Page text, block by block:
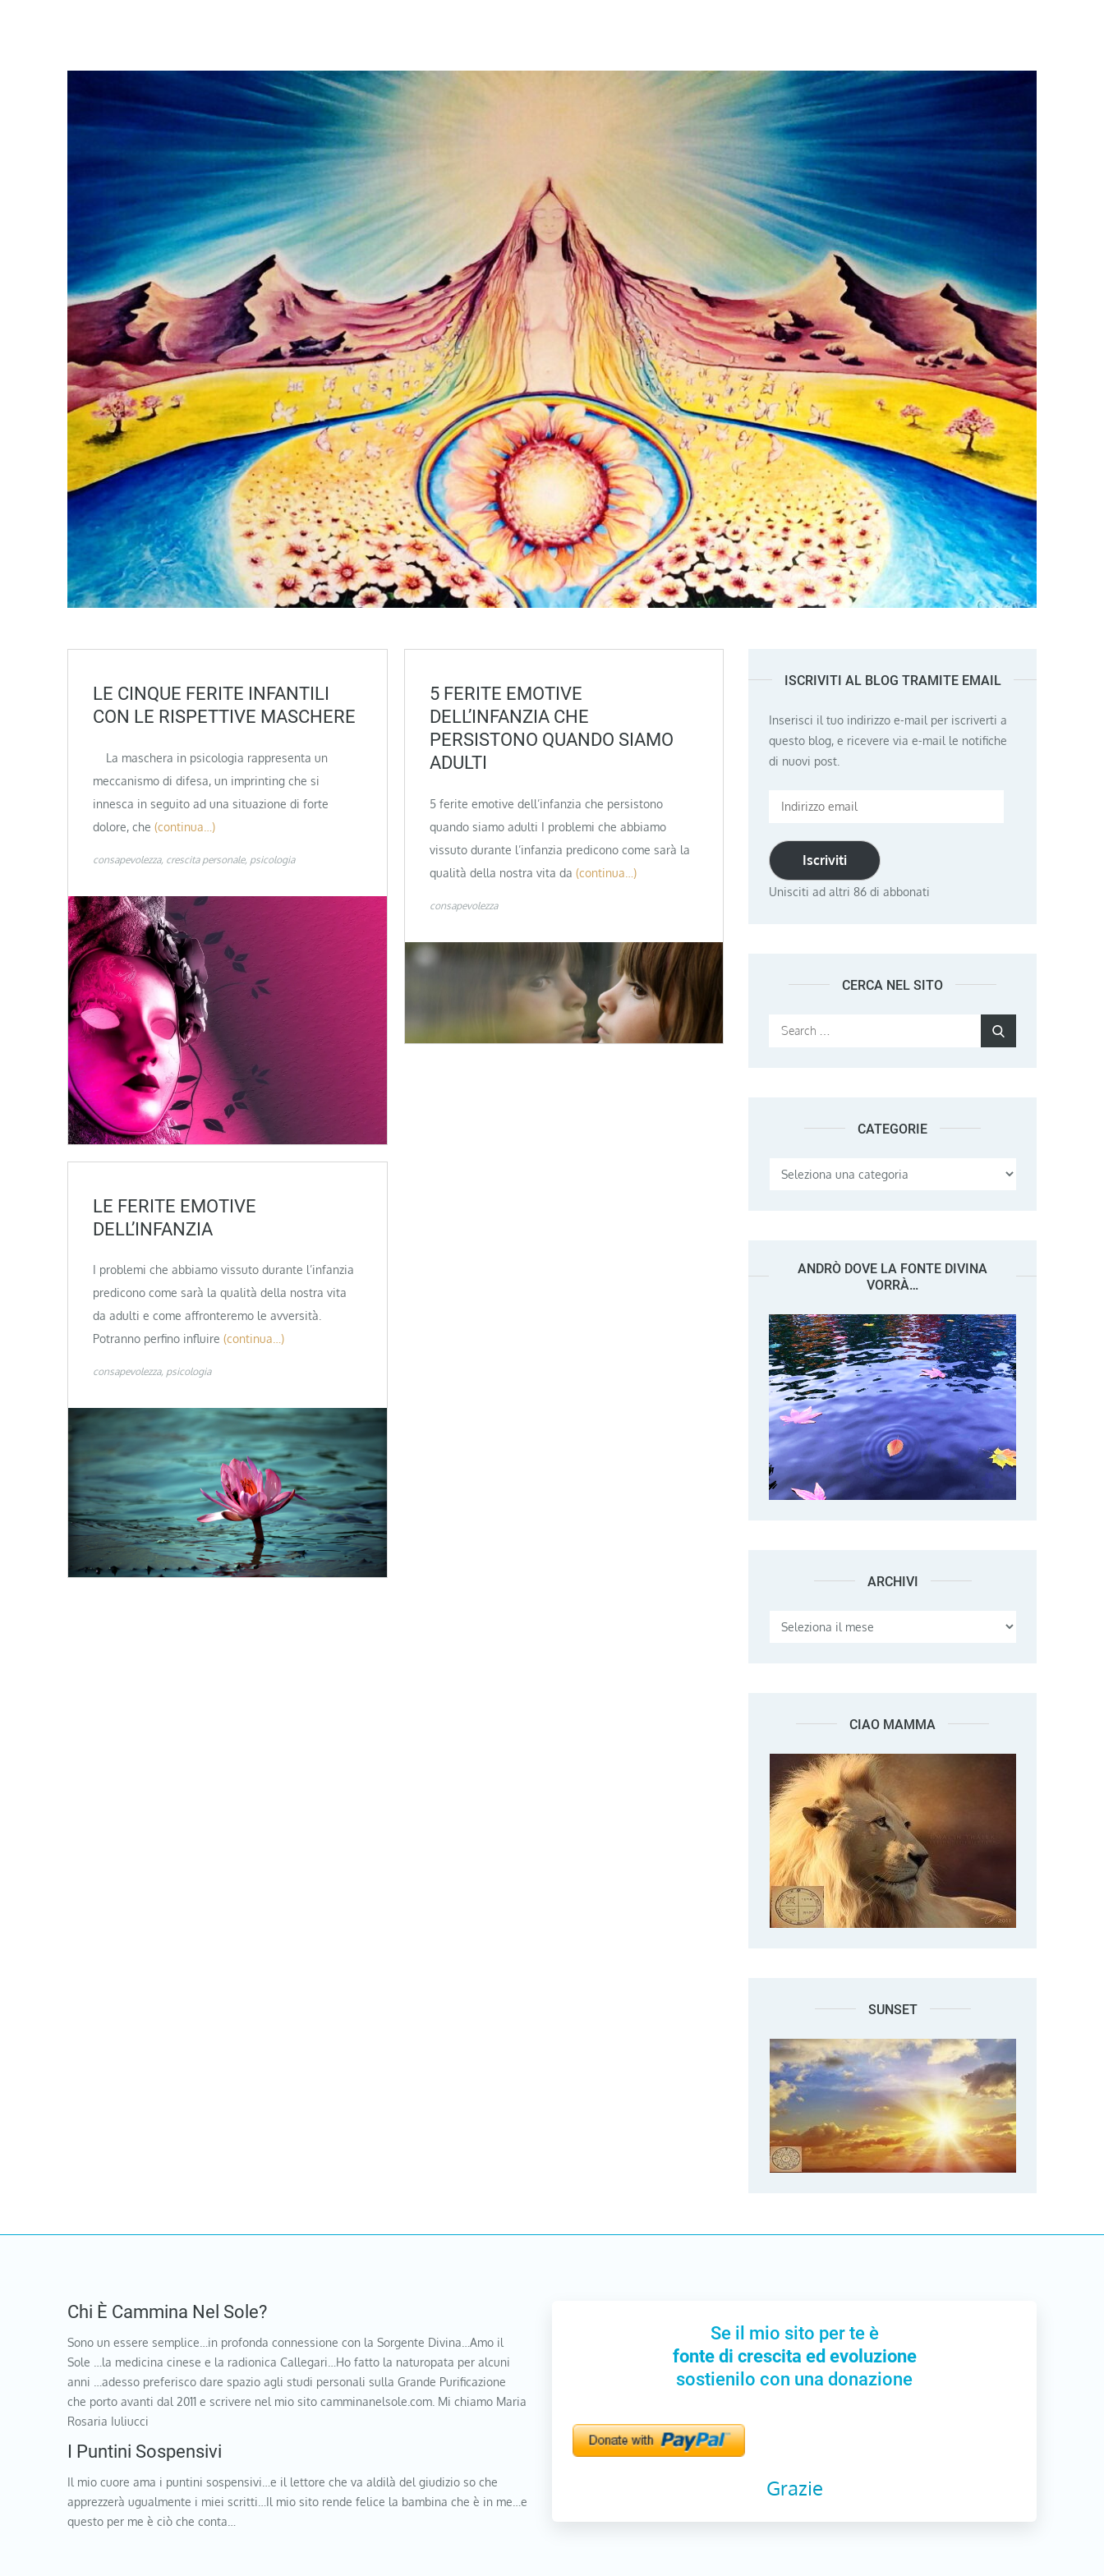
LE CINQUE FERITE INFANTILI
CON LE RISPETTIVE MASCHERE
La maschera in psicologia rappresenta un
meccanismo di difesa, un imprinting che si
innesca in seguito ad una situazione di forte
dolore, che (continua…)
consapevolezza crescita personale psicologia
5 FERITE EMOTIVE
DELL’INFANZIA CHE
PERSISTONO QUANDO SIAMO
ADULTI
5 ferite emotive dell’infanzia che persistono
quando siamo adulti I problemi che abbiamo
vissuto durante l’infanzia predicono come sarà la
qualità della nostra vita da (continua…)
consapevolezza
LE FERITE EMOTIVE
DELL’INFANZIA
I problemi che abbiamo vissuto durante l’infanzia
predicono come sarà la qualità della nostra vita
da adulti e come affronteremo le avversità.
Potranno perfino influire (continua…)
consapevolezza psicologia
ISCRIVITI AL BLOG TRAMITE EMAIL
Inserisci il tuo indirizzo e-mail per iscriverti a
questo blog, e ricevere via e-mail le notifiche
di nuovi post.
Indirizzo
Iscriviti
Unisciti ad altri 86 di abbonati
CERCA NEL SITO
Search
CATEGORIE
Categorie
ANDRÒ DOVE LA FONTE DIVINA
VORRÀ…
ARCHIVI Archivi
CIAO MAMMA
SUNSET
Chi È Cammina Nel Sole?
Sono un essere semplice…in profonda connessione con la Sorgente Divina…Amo il
Sole …la medicina cinese e la radionica Callegari…Ho fatto la naturopata per alcuni
anni …adesso preferisco dare spazio agli studi personali sulla Grande Purificazione
che porto avanti dal 2011 e scrivere nel mio sito camminanelsole.com. Mi chiamo Maria
Rosaria Iuliucci
I Puntini Sospensivi
Il mio cuore ama i puntini sospensivi…e il lettore che va aldilà del giudizio so che
apprezzerà ugualmente i miei scritti…Il mio sito rende felice la bambina che è in me…e
questo per me è ciò che conta…
Se il mio sito per te è
fonte di crescita ed evoluzione
sostienilo con una donazione
Grazie